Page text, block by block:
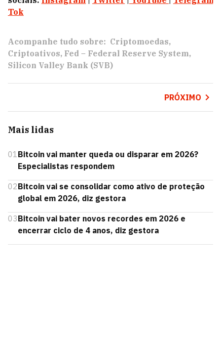
Tok
Acompanhe tudo sobre: Criptomoedas
Criptoativos Fed – Federal Reserve System
Silicon Valley Bank (SVB)
PRÓXIMO
Mais lidas
01Bitcoin vai manter queda ou disparar em 2026?
Especialistas respondem
02Bitcoin vai se consolidar como ativo de proteção
global em 2026, diz gestora
03Bitcoin vai bater novos recordes em 2026 e
encerrar ciclo de 4 anos, diz gestora